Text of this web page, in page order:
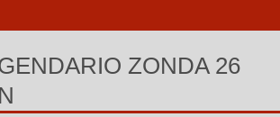
ZONDA 26